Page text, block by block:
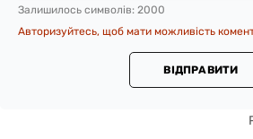
Залишилось символів: 2000
Авторизуйтесь, щоб мати можливість
ВІДПРАВИТИ